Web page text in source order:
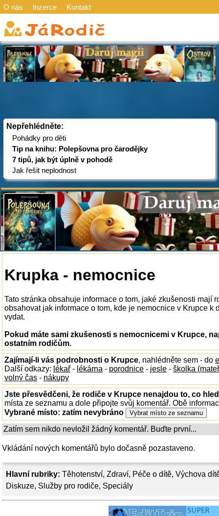
O nás Inzerce Kontakt
Nepřehlédněte:
Pohádky pro děti
Tip na knihu: Polepšovna pro čarodějky
7 tipů, jak být úplně v pohodě
Jak řešit neplodnost
Hlavní rubriky: Těhotenství, Zdraví, Péče o dítě, Výchova
Diskuze, Služby pro rodiče, Speciály
Krupka - nemocnice
Tato stránka obsahuje informace o tom, jaké zkušenosti mají
obsahovat jak informace o tom, kde je nemocnice v Krupce k
vydat.
Pokud máte sami zkušenosti s nemocnicemi v Krupce,
ostatním rodičům.
Zajímají-li vás podrobnosti o Krupce, nahlédněte sem - do
Další odkazy: lékař - lékárna - porodnice - jesle - školka
volný čas - nákupy
Jste přesvědčeni, že rodiče v Krupce nenajdou to, co
místa ze seznamu a dole připojte svůj komentář. Obě
Vybrané místo: zatím nevybráno
Zatím sem nikdo nevložil žádný komentář. Buďte první...
Vkládání nových komentářů bylo dočasně pozastaveno.